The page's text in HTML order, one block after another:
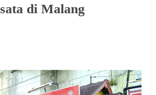
di Malang